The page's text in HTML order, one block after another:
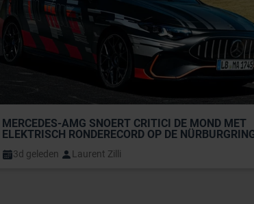
MERCEDES-AMG SNOERT CRITICI DE MOND MET
ELEKTRISCH RONDERECORD OP DE
3d geleden Laurent Zilli